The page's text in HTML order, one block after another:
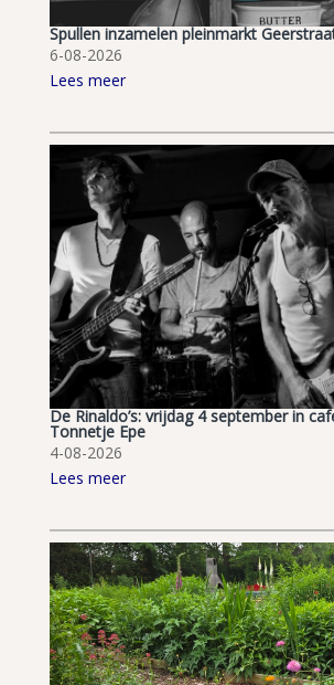
Spullen inzamelen pleinmarkt
6-08-2026
Lees meer
De Rinaldo’s: vrijdag 4 september in
Tonnetje Epe
4-08-2026
Lees meer